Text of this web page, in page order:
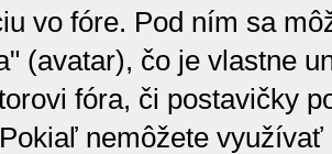
vo fóre. Pod ním sa
(avatar), čo je vlastne
fóra, či postavičky
nemôžete